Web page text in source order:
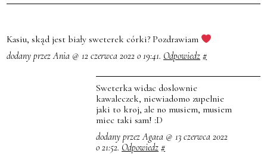
Kasiu, skąd jest biały sweterek córki? Pozdrawiam
dodany przez Ania @ 12 czerwca 2022 o 19:41. Odpowiedz #
Sweterka widac doslownie
kawaleczek, niewiadomo zupelnie
jaki to kroj, ale no musiem, musiem
miec taki sam! :D
dodany przez Agata @ 13 czerwca 2022
o 21:52. Odpowiedz #